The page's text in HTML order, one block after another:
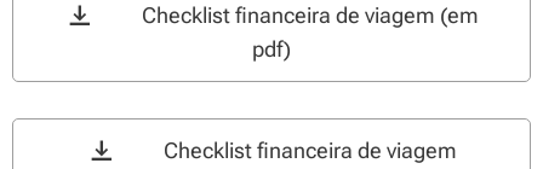
📂 Checklist financeira de viagem (em
pdf)
📊 Checklist financeira de viagem